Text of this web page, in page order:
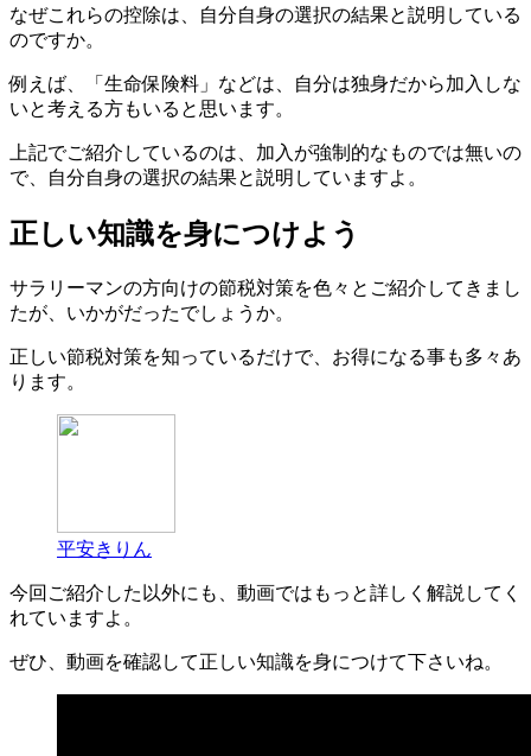
なぜこれらの控除は、自分自身の選択の結果と説明している
のですか。
例えば、「生命保険料」などは、自分は独身だから加入しな
いと考える方もいると思います。
上記でご紹介しているのは、加入が強制的なものでは無いの
で、自分自身の選択の結果と説明していますよ。
正しい知識を身につけよう
サラリーマンの方向けの節税対策を色々とご紹介してきまし
たが、いかがだったでしょうか。
正しい節税対策を知っているだけで、お得になる事も多々あ
ります。
平安きりん
今回ご紹介した以外にも、動画ではもっと詳しく解説してく
れていますよ。
ぜひ、動画を確認して正しい知識を身につけて下さいね。